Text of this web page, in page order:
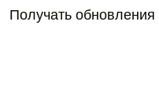
Получать обновления